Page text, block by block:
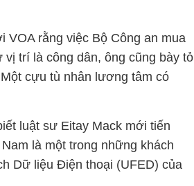
rằng việc Bộ Công an mua
trí là công dân, ông cũng bày tỏ
cựu tù nhân lương tâm có
luật sư Eitay Mack mới tiến
là một trong những khách
Dữ liệu Điện thoại (UFED) của